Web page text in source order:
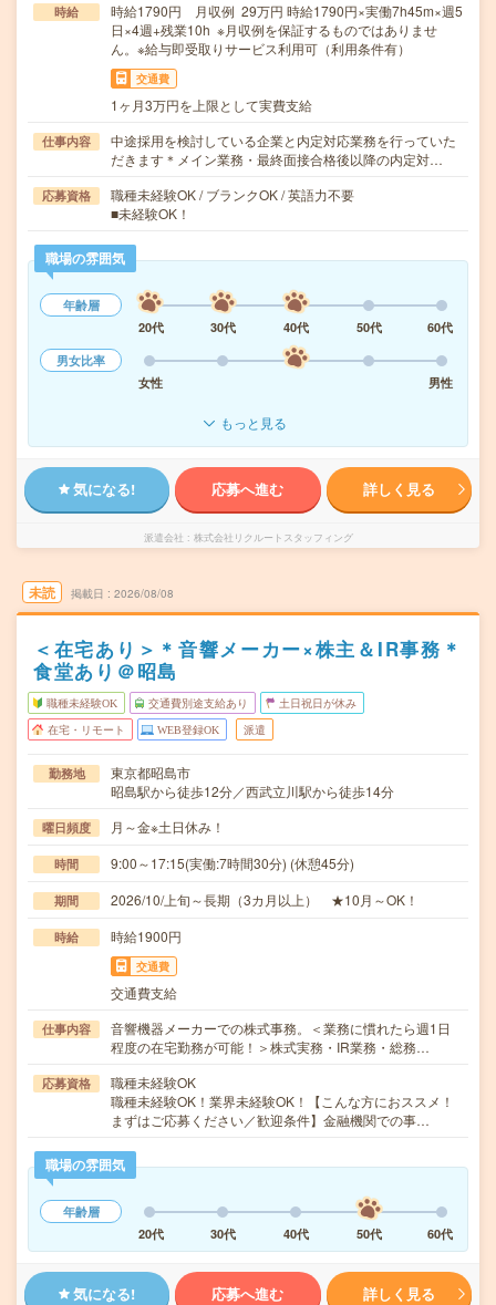
時給
時給1790円 月収例 29万円 時給1790円×実働7h45m×週5
日×4週+残業10h ※月収例を保証するものではありませ
ん。※給与即受取りサービス利用可（利用条件有）
交通費
1ヶ月3万円を上限として実費支給
仕事内容
中途採用を検討している企業と内定対応業務を行っていた
だきます＊メイン業務・最終面接合格後以降の内定対…
応募資格
職種未経験OK / ブランクOK / 英語力不要
■未経験OK！
職場の雰囲気
年齢層
20代
30代 40代 50代
60代
男女比率
女性
男性
もっと見る
気になる! 応募へ進む 詳しく見る
派遣会社 株式会社リクルートスタッフィング
未読 掲載日 2026/08/08
＜在宅あり＞＊音響メーカー×株主＆IR事務＊
食堂あり＠昭島
職種未経験OK 交通費別途支給あり 土日祝日が休み
在宅・リモート WEB登録OK 派遣
勤務地
東京都昭島市
昭島駅から徒歩12分／西武立川駅から徒歩14分
曜日頻度 月～金※土日休み！
時間 9:00～17:15(実働:7時間30分) (休憩45分)
期間 2026/10/上旬～長期（3カ月以上） ★10月～OK！
時給 時給1900円
交通費
交通費支給
仕事内容
音響機器メーカーでの株式事務。＜業務に慣れたら週1日
程度の在宅勤務が可能！＞株式実務・IR業務・総務…
応募資格
職種未経験OK
職種未経験OK！業界未経験OK！【こんな方におススメ！
まずはご応募ください／歓迎条件】金融機関での事…
職場の雰囲気
年齢層
20代
30代 40代 50代 60代
気になる! 応募へ進む 詳しく見る